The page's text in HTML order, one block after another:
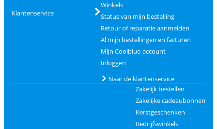
Klantenservice
Winkels
Status van mijn bestelling
Retour of reparatie aanmelden
Al mijn bestellingen en facturen
Mijn Coolblue-account
Inloggen
Naar de klantenservice
Zakelijk bestellen
Zakelijke cadeaubonnen
Kerstgeschenken
Bedrijfswinkels